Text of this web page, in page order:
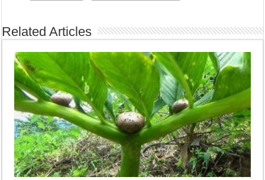
Related Articles